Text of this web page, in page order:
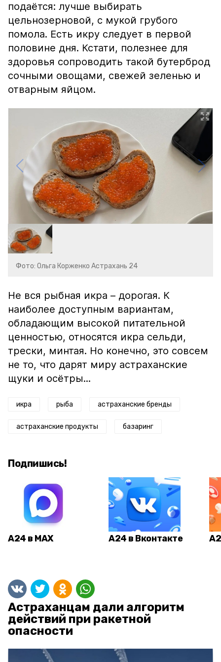
подаётся: лучше выбирать
цельнозерновой, с мукой грубого
помола. Есть икру следует в первой
половине дня. Кстати, полезнее для
здоровья сопроводить такой бутерброд
сочными овощами, свежей зеленью и
отварным яйцом.
Фото: Ольга Корженко Астрахань 24
Не вся рыбная икра – дорогая. К
наиболее доступным вариантам,
обладающим высокой питательной
ценностью, относятся икра сельди,
трески, минтая. Но конечно, это совсем
не то, что дарят миру астраханские
щуки и осётры...
икра рыба астраханские бренды
астраханские продукты базаринг
Подпишись!
А24 в MAX А24 в Вконтакте
Астраханцам дали алгоритм
действий при ракетной
опасности